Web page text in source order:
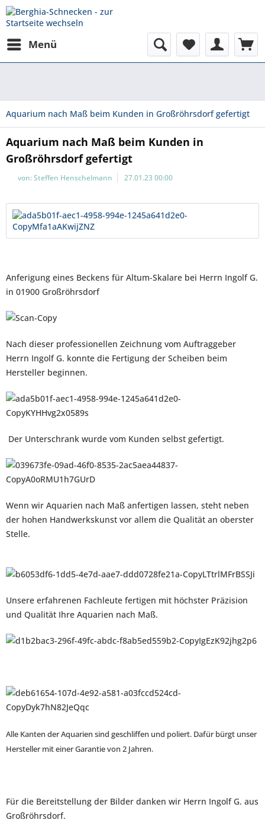
Menü
Aquarium nach Maß beim Kunden in Großröhrsdorf gefertigt
Aquarium nach Maß beim Kunden in
Großröhrsdorf gefertigt
von:Steffen Henschelmann 27.01.23 00:00
Anferigung eines Beckens für Altum-Skalare bei Herrn Ingolf G.
in 01900 Großröhrsdorf
Nach dieser professionellen Zeichnung vom Auftraggeber
Herrn Ingolf G. konnte die Fertigung der Scheiben beim
Hersteller beginnen.
Der Unterschrank wurde vom Kunden selbst gefertigt.
Wenn wir Aquarien nach Maß anfertigen lassen, steht neben
der hohen Handwerkskunst vor allem die Qualität an oberster
Stelle.
Unsere erfahrenen Fachleute fertigen mit höchster Präzision
und Qualität Ihre Aquarien nach Maß.
Alle Kanten der Aquarien sind geschliffen und poliert. Dafür bürgt unser
Hersteller mit einer Garantie von 2 Jahren.
Für die Bereitstellung der Bilder danken wir Herrn Ingolf G. aus
Großröhrsdorf.